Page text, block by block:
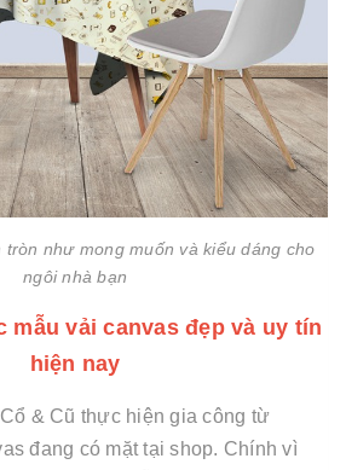
tròn như mong muốn và kiểu dáng cho
ngôi nhà bạn
mẫu vải canvas đẹp và uy tín
hiện nay
& Cũ thực hiện gia công từ
đang có mặt tại shop. Chính vì